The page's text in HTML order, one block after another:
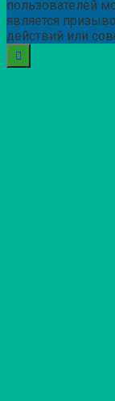
пользователей
является
действий или